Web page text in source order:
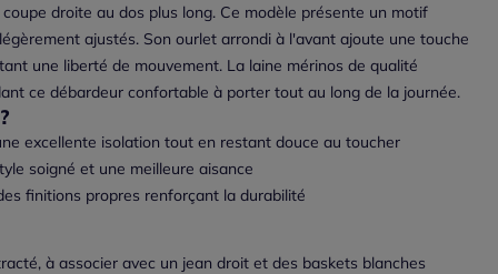
droite au dos plus long. Ce modèle présente un motif
ajustés. Son ourlet arrondi à l'avant ajoute une touche
une liberté de mouvement. La laine mérinos de qualité
ce débardeur confortable à porter tout au long de la journée.
excellente isolation tout en restant douce au toucher
soigné et une meilleure aisance
finitions propres renforçant la durabilité
à associer avec un jean droit et des baskets blanches